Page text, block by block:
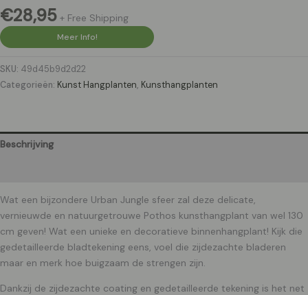
€28,95 + Free Shipping
Meer Info!
SKU: 49d45b9d2d22
Categorieën: Kunst Hangplanten, Kunsthangplanten
Beschrijving
Wat een bijzondere Urban Jungle sfeer zal deze delicate,
vernieuwde en natuurgetrouwe Pothos kunsthangplant van wel 130
cm geven! Wat een unieke en decoratieve binnenhangplant! Kijk die
gedetailleerde bladtekening eens, voel die zijdezachte bladeren
maar en merk hoe buigzaam de strengen zijn.
Dankzij de zijdezachte coating en gedetailleerde tekening is het net